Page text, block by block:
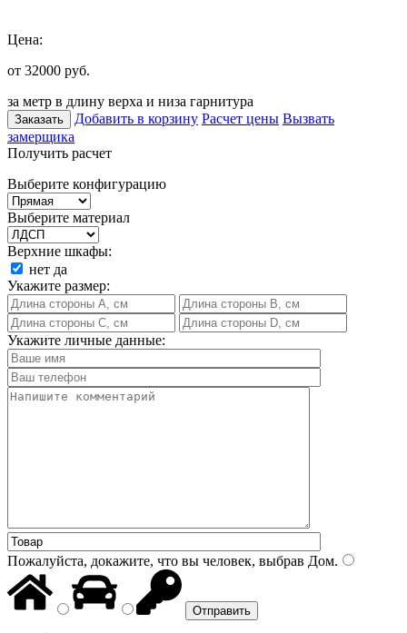
Цена:
от 32000 руб.
за метр в длину верха и низа гарнитура
Заказать Добавить в корзину Расчет цены Вызвать
замерщика
Получить расчет
Выберите конфигурацию
Выберите материал
Верхние шкафы:
нет да
Укажите размер:
Укажите личные данные:
Пожалуйста, докажите, что вы человек, выбрав Дом.